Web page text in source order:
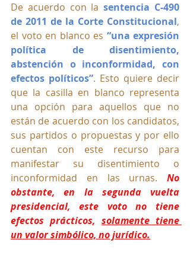
De acuerdo con la sentencia C-490
de 2011 de la Corte Constitucional,
el voto en blanco es “una expresión
política de disentimiento,
abstención o inconformidad, con
efectos políticos”. Esto quiere decir
que la casilla en blanco representa
una opción para aquellos que no
están de acuerdo con los candidatos,
sus partidos o propuestas y por ello
cuentan con este recurso para
manifestar su disentimiento o
inconformidad en las urnas. No
obstante, en la segunda vuelta
presidencial, este voto no tiene
efectos prácticos, solamente tiene
un valor simbólico, no jurídico.